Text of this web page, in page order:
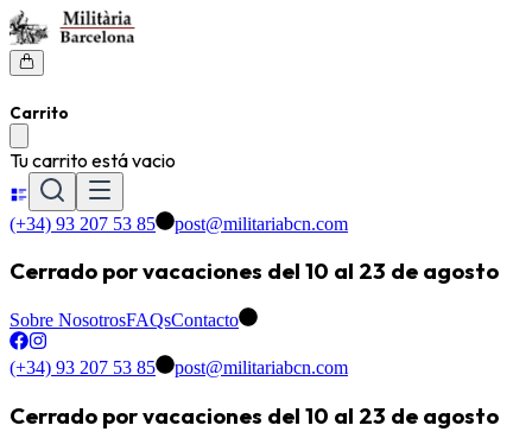
Carrito
Tu carrito está vacio
(+34) 93 207 53 85 post@militariabcn.com
Cerrado por vacaciones del 10 al 23 de agosto
Sobre NosotrosFAQsContacto
(+34) 93 207 53 85 post@militariabcn.com
Cerrado por vacaciones del 10 al 23 de agosto